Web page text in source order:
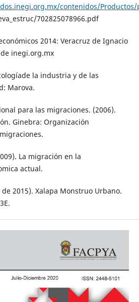
contenidos/
702825078966.pdf
2014: Veracruz de Ignacio
inegi.org.mx
la industria y de las
Marova.
para las migraciones. (2006).
Ginebra: Organización
La migración en la
actual.
2015). Xalapa Monstruo Urbano.